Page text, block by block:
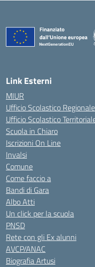
Link Esterni
MIUR
Ufficio Scolastico Regionale
Ufficio Scolastico
Scuola in Chiaro
Iscrizioni On Line
Invalsi
Comune
Come faccio a
Bandi di Gara
Albo Atti
Un click per la scuola
PNSD
Rete con gli Ex alunni
AVCP/ANAC
Biografia Artusi